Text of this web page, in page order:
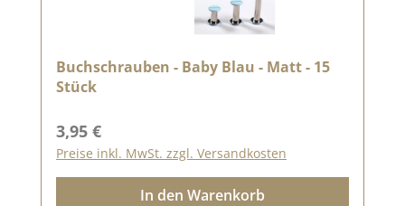
Buchschrauben - Baby Blau - Matt - 15
Stück
Regulärer Preis:
3,95 €
Preise inkl. MwSt. zzgl. Versandkosten
In den Warenkorb